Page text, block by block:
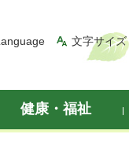
文字サイ
健康・福祉